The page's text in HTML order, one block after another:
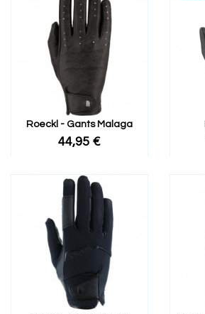
Roeckl - Gants Malaga
44,95 €